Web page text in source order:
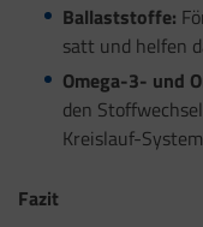
Ballaststoffe:
satt und helfen
Omega-3- und
den
Kreislauf-
Fazit